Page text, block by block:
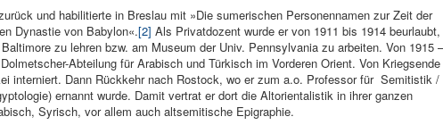
und habilitierte in Breslau mit »Die sumerischen Personennamen zur Zeit der
Dynastie von Babylon«.[2] Als Privatdozent wurde er von 1911 bis 1914 beurlaubt,
zu lehren bzw. am Museum der Univ. Pennsylvania zu arbeiten. Von 1915 –
Abteilung für Arabisch und Türkisch im Vorderen Orient. Von Kriegsende
interniert. Dann Rückkehr nach Rostock, wo er zum a.o. Professor für Semitistik /
ernannt wurde. Damit vertrat er dort die Altorientalistik in ihrer ganzen
Syrisch, vor allem auch altsemitische Epigraphie.